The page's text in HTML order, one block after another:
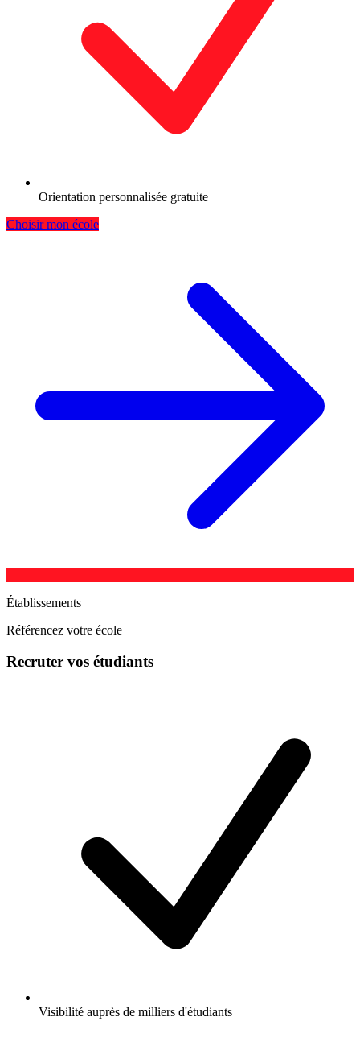
Orientation personnalisée gratuite
Choisir mon école
Établissements
Référencez votre école
Recruter vos étudiants
Visibilité auprès de milliers d'étudiants